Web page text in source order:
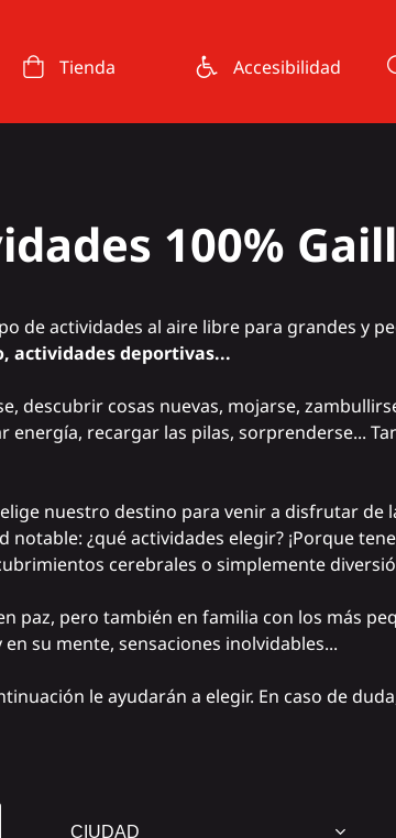
Tienda Accesibilidad
100%
de actividades al aire libre para grandes y
actividades deportivas...
descubrir cosas nuevas, mojarse,
energía, recargar las pilas, sorprenderse...
nuestro destino para venir a disfrutar de
notable: ¿qué actividades elegir? ¡Porque
cerebrales o simplemente
paz, pero también en familia con los más
su mente, sensaciones inolvidables...
le ayudarán a elegir. En caso de